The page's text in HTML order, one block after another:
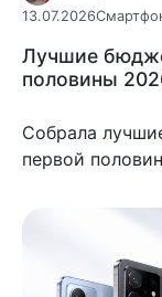
13.07.2026
Лучшие
половины
Собрала
первой